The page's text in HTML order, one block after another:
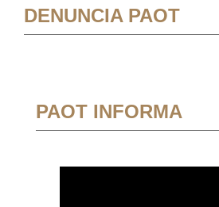
DENUNCIA PAOT
PAOT INFORMA